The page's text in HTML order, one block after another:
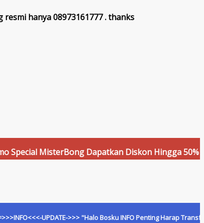
hanya 08973161777 . thanks
MisterBong Dapatkan Diskon Hingga 50% Dan
UPDATE->>> "Halo Bosku INFO Penting Harap Transfer